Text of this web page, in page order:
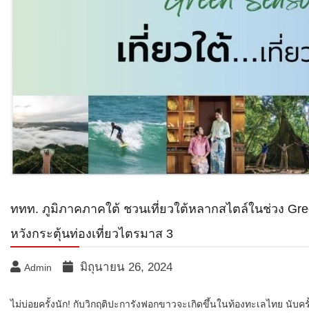
ททท. ภูมิภาคภาคใต้ ชวนเที่ยวใต้หลากสไตล์ในช่วง
หวังกระตุ้นท่องเที่ยวไตรมาส 3
Admin มิถุนายน 26, 2024
ไม่บ่อยครั้งนัก! กับวิกฤติปะการังฟอกขาวจะเกิดขึ้นในท้องทะเลไทย นับ